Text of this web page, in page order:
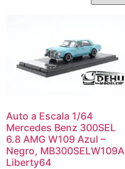
Auto a Escala 1/64
Mercedes Benz 300SEL
6.8 AMG W109 Azul –
Negro, MB300SELW109A
Liberty64